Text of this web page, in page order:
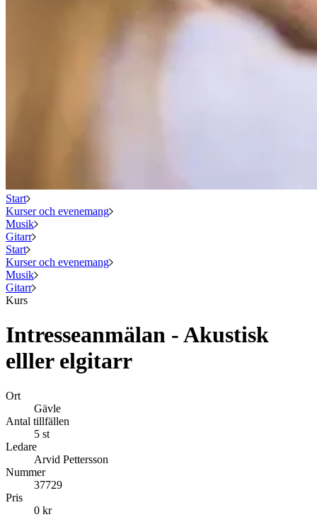
Start
Kurser och evenemang
Musik
Gitarr
Start
Kurser och evenemang
Musik
Gitarr
Kurs
Intresseanmälan - Akustisk
elller elgitarr
Ort
Gävle
Antal tillfällen
5 st
Ledare
Arvid Pettersson
Nummer
37729
Pris
0 kr